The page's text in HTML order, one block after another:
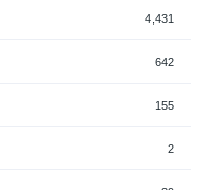
4,431
642
155
2